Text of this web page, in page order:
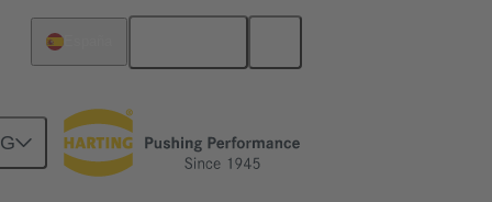
Productos